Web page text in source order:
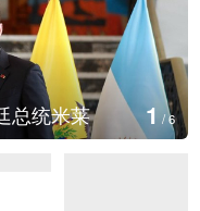
总统米莱 1/6